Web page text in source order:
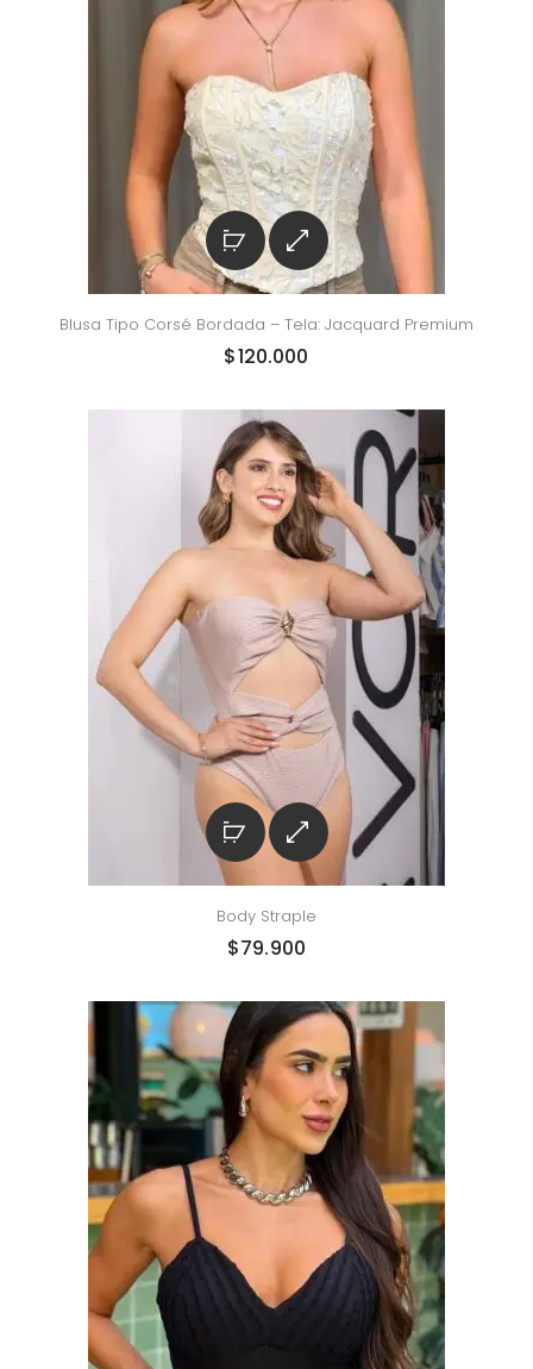
Blusa Tipo Corsé Bordada – Tela: Jacquard Premium
$120.000
Body Straple
$79.900